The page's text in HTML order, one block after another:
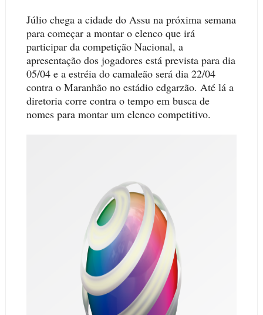
Júlio chega a cidade do Assu na próxima semana
para começar a montar o elenco que irá
participar da competição Nacional, a
apresentação dos jogadores está prevista para dia
05/04 e a estréia do camaleão será dia 22/04
contra o Maranhão no estádio edgarzão. Até lá a
diretoria corre contra o tempo em busca de
nomes para montar um elenco competitivo.